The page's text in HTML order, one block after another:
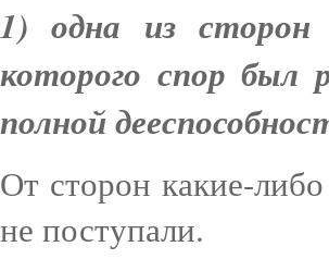
1) одна из сторон
которого спор был
полной
От сторон какие-
не поступали.